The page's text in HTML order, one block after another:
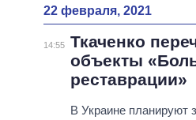
22 февраля, 2021
14:55 Ткаченко
объекты
реставрации»
В Украине планируют